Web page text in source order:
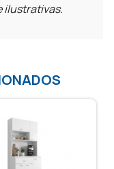
ilustrativas.